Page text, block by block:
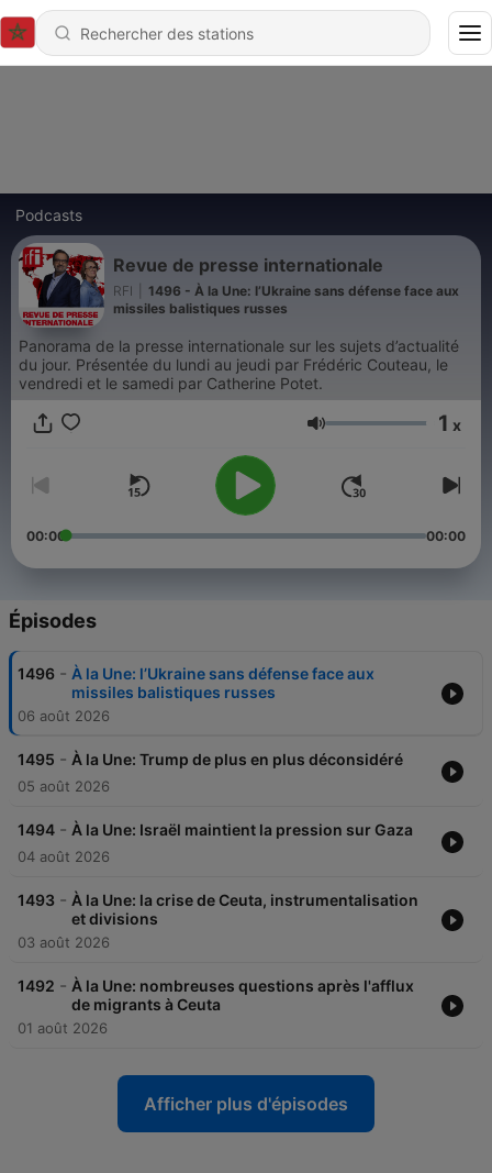
Podcasts
Revue de presse internationale
RFI
1496 - À la Une: l’Ukraine sans défense face aux
missiles balistiques russes
Panorama de la presse internationale sur les sujets d’actualité
du jour. Présentée du lundi au jeudi par Frédéric Couteau, le
vendredi et le samedi par Catherine Potet.
Volume 1 x
00:00 00:00
Épisodes
1496 - À la Une: l’Ukraine sans défense face aux
missiles balistiques russes
06 août 2026
1495 - À la Une: Trump de plus en plus déconsidéré
05 août 2026
1494 - À la Une: Israël maintient la pression sur Gaza
04 août 2026
1493 - À la Une: la crise de Ceuta, instrumentalisation
et divisions
03 août 2026
1492 - À la Une: nombreuses questions après l'afflux
de migrants à Ceuta
01 août 2026
Afficher plus d'épisodes